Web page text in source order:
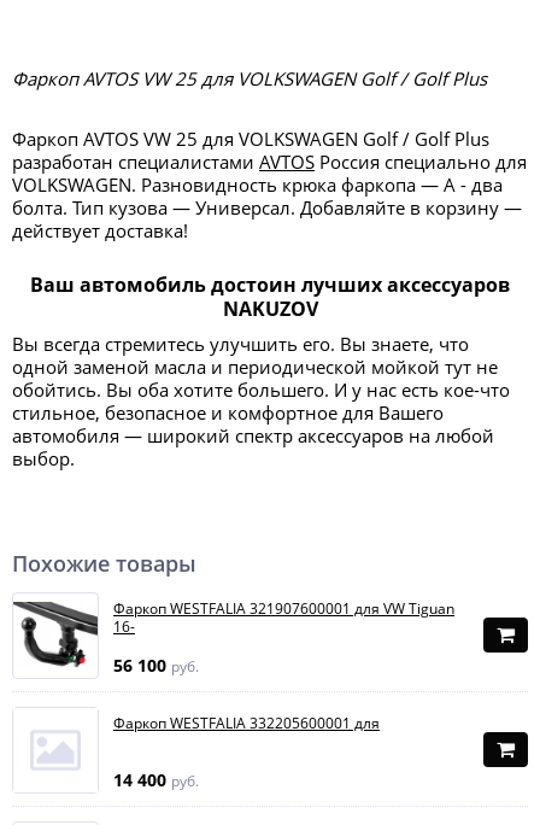
Фаркоп AVTOS VW 25 для VOLKSWAGEN Golf / Golf Plus
Фаркоп AVTOS VW 25 для VOLKSWAGEN Golf / Golf Plus
разработан специалистами AVTOS Россия специально для
VOLKSWAGEN. Разновидность крюка фаркопа — А - два
болта. Тип кузова — Универсал. Добавляйте в корзину —
действует доставка!
Ваш автомобиль достоин лучших аксессуаров
NAKUZOV
Вы всегда стремитесь улучшить его. Вы знаете, что
одной заменой масла и периодической мойкой тут не
обойтись. Вы оба хотите большего. И у нас есть кое-что
стильное, безопасное и комфортное для Вашего
автомобиля — широкий спектр аксессуаров на любой
выбор.
Похожие товары
Фаркоп WESTFALIA 321907600001 для VW Tiguan
16-
56 100 руб.
Фаркоп WESTFALIA 332205600001 для
14 400 руб.